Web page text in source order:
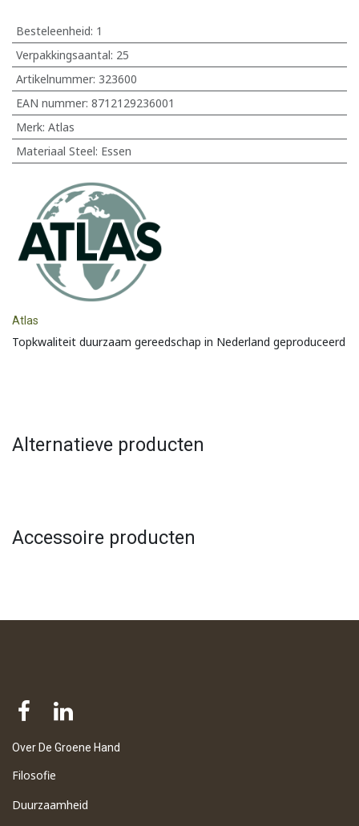
Besteleenheid: 1
Verpakkingsaantal: 25
Artikelnummer: 323600
EAN nummer: 8712129236001
Merk: Atlas
Materiaal Steel: Essen
Atlas
Topkwaliteit duurzaam gereedschap in Nederland geproduceerd
Alternatieve producten
Accessoire producten
Over De Groene Hand
Filosofie
Duurzaamheid